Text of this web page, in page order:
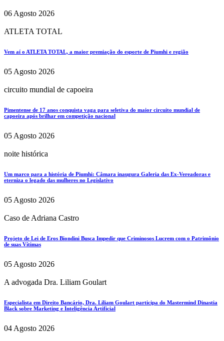
06 Agosto 2026
ATLETA TOTAL
Vem aí o ATLETA TOTAL, a maior premiação do esporte de Piumhi e região
05 Agosto 2026
circuito mundial de capoeira
Pimentense de 17 anos conquista vaga para seletiva do maior circuito mundial de
capoeira após brilhar em competição nacional
05 Agosto 2026
noite histórica
Um marco para a história de Piumhi: Câmara inaugura Galeria das Ex-Vereadoras e
eterniza o legado das mulheres no Legislativo
05 Agosto 2026
Caso de Adriana Castro
Projeto de Lei de Eros Biondini Busca Impedir que Criminosos Lucrem com o Patrimônio
de suas Vítimas
05 Agosto 2026
A advogada Dra. Liliam Goulart
Especialista em Direito Bancário, Dra. Liliam Goulart participa do Mastermind Dinastia
Black sobre Marketing e Inteligência Artificial
04 Agosto 2026